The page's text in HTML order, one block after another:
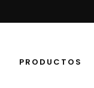
PRODUCTOS